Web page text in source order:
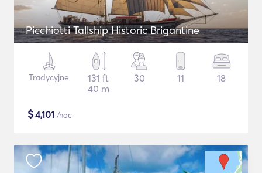
Picchiotti Tallship Historic Brigantine
Tradycyjne
131 ft
40 m
30 11 18
$4,101 /noc